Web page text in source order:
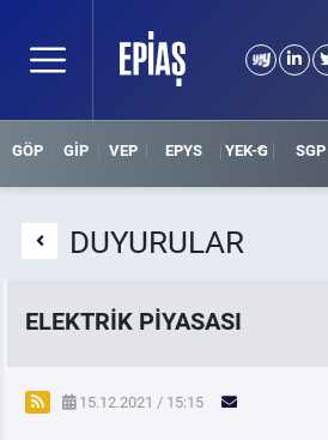
GÖP GİP VEP EPYS YEK-G SGP
DUYURULAR
ELEKTRİK PİYASASI
SPOT ELEKTRİK PİYASALARI
15.12.2021 / 15:15